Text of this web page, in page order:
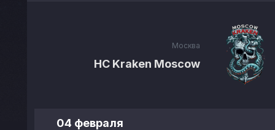
Москва
HC Kraken Moscow
04 февраля